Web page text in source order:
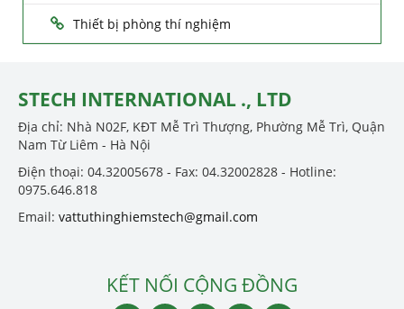
Thiết bị phòng thí nghiệm
STECH INTERNATIONAL ., LTD
Địa chỉ: Nhà N02F, KĐT Mễ Trì Thượng, Phường Mễ Trì, Quận
Nam Từ Liêm - Hà Nội
Điện thoại: 04.32005678 - Fax: 04.32002828 - Hotline:
0975.646.818
Email: vattuthinghiemstech@gmail.com
KẾT NỐI CỘNG ĐỒNG